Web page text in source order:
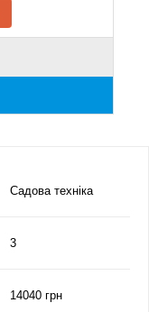
Садова техніка
3
14040 грн